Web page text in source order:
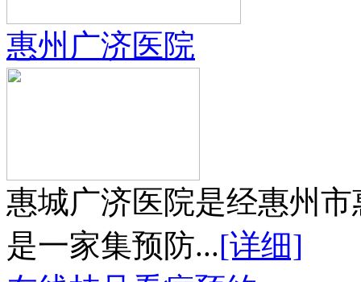
惠州广济医院
惠城广济医院是经惠州
是一家集预防...[详细]